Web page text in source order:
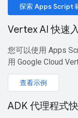
探索 Apps Script
Vertex AI 快速
您可以使用 Apps
用 Google Cloud
查看示例
ADK 代理程式